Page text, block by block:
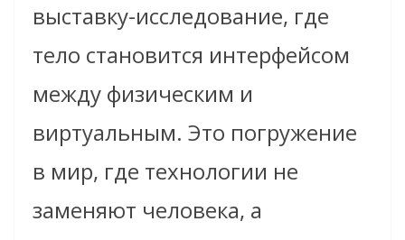
выставку-исследование, где
тело становится интерфейсом
между физическим и
виртуальным. Это погружение
в мир, где технологии не
заменяют человека, а